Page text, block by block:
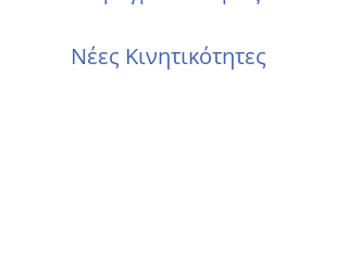
​Νέες Κινητικότητες